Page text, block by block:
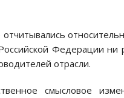
Федерации
отрасли.
смысловое